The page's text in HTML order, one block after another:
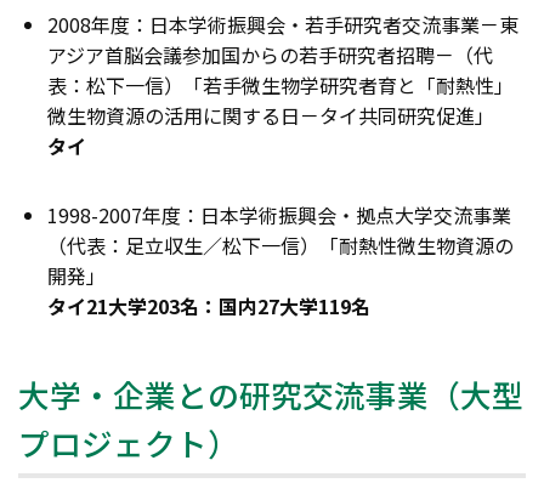
2008年度：日本学術振興会・若手研究者交流事業－東
アジア首脳会議参加国からの若手研究者招聘－（代
表：松下一信）「若手微生物学研究者育と「耐熱性」
微生物資源の活用に関する日－タイ共同研究促進」
タイ
1998-2007年度：日本学術振興会・拠点大学交流事業
（代表：足立収生／松下一信）「耐熱性微生物資源の
開発」
タイ21大学203名：国内27大学119名
大学・企業との研究交流事業（大型
プロジェクト）